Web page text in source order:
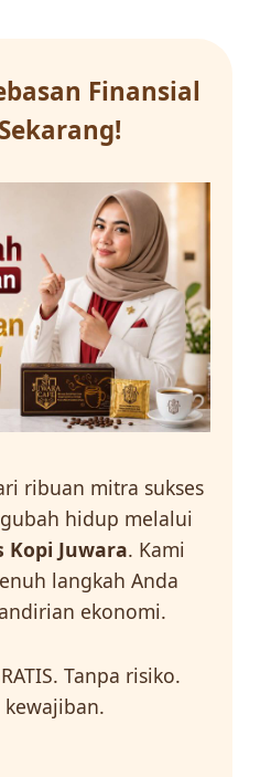
Finansial
ribuan mitra sukses
hidup melalui
Kopi Juwara. Kami
langkah Anda
ekonomi.
Tanpa risiko.
kewajiban.